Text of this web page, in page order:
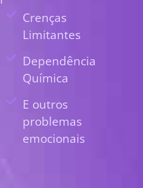
Crenças
Limitantes
Dependência
Química
E outros
problemas
emocionais